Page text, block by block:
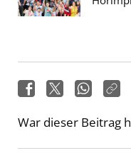
War dieser Beitrag